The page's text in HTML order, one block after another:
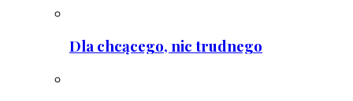
Dla chcącego, nic trudnego